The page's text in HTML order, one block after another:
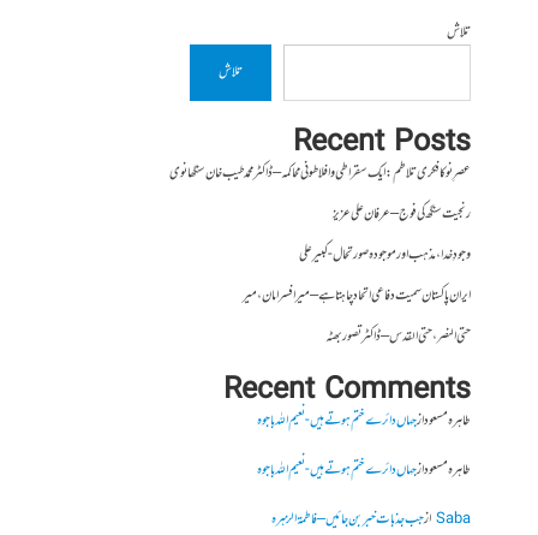
تلاش
تلاش
Recent Posts
عصرِ نو کا فکری تلاطم: ایک سقراطی و افلاطونی محاکمہ – ڈاکٹر محمد طیب خان سنگھانوی
رنجیت سنگھ کی فوج – عرفان علی عزیز
وجودِ خدا، مذہب اور موجودہ صورتحال- کبیر علی
ایران پاکستان سمیت دفاعی اتحاد چاہتا ہے – میر افسر امان،میر
حتی النصر ، حتی القدس – ڈاکٹر تصور بھٹہ
Recent Comments
طاہرہ مسعودازجہاں دائرے ختم ہوتے ہیں- نعیم اللہ باجوہ
طاہرہ مسعودازجہاں دائرے ختم ہوتے ہیں- نعیم اللہ باجوہ
Sabaازجب جذبات خبر بن جائیں – فاطمۃالزہرہ